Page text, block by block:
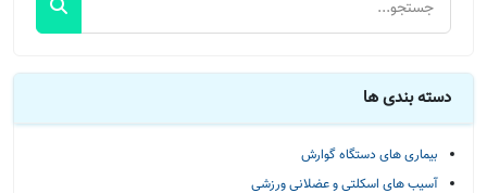
دسته بندی ها
بیماری های دستگاه گوارش
آسیب های اسکلتی و عضلانی ورزشی